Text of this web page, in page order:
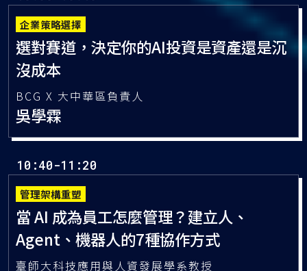
企業策略選擇
選對賽道，決定你的AI投資是資產還是沉
沒成本
BCG X 大中華區負責人
吳學霖
管理架構重塑